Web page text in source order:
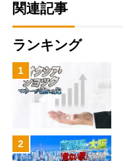
関連記事
ランキング
1
2